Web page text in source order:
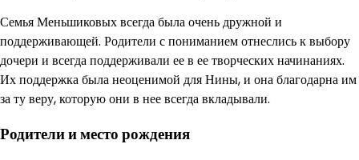
Семья Меньшиковых всегда была очень дружной и
поддерживающей. Родители с пониманием отнеслись к выбору
дочери и всегда поддерживали ее в ее творческих начинаниях.
Их поддержка была неоценимой для Нины, и она благодарна им
за ту веру, которую они в нее всегда вкладывали.
Родители и место рождения